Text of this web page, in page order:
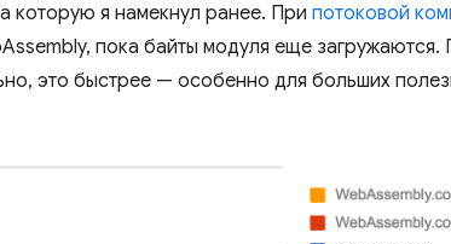
которую я намекнул ранее. При потоковой
пока байты модуля еще загружаются.
это быстрее — особенно для больших